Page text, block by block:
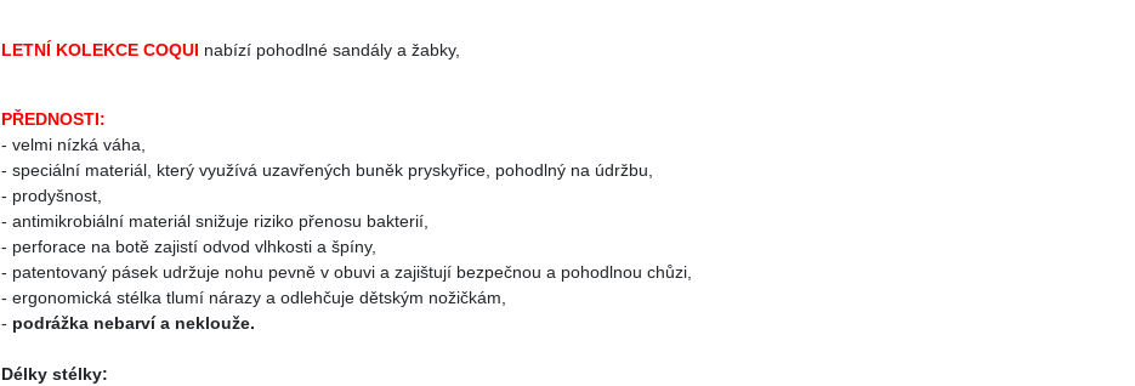
LETNÍ KOLEKCE COQUI nabízí pohodlné sandály a žabky,
PŘEDNOSTI:
- velmi nízká váha,
- speciální materiál, který využívá uzavřených buněk pryskyřice, pohodlný na údržbu,
- prodyšnost,
- antimikrobiální materiál snižuje riziko přenosu bakterií,
- perforace na botě zajistí odvod vlhkosti a špíny,
- patentovaný pásek udržuje nohu pevně v obuvi a zajištují bezpečnou a pohodlnou chůzi,
- ergonomická stélka tlumí nárazy a odlehčuje dětským nožičkám,
- podrážka nebarví a neklouže.
Délky stélky: